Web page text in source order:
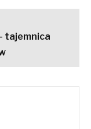
tajemnica